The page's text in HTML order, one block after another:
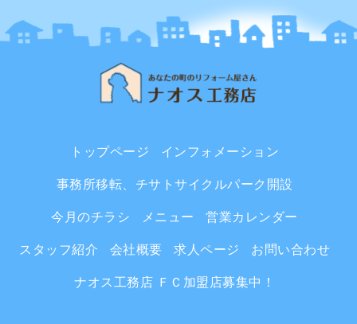
トップページ インフォメーション
事務所移転、チサトサイクルパーク開設
今月のチラシ メニュー 営業カレンダー
スタッフ紹介 会社概要 求人ページ お問い合わせ
ナオス工務店 ＦＣ加盟店募集中！